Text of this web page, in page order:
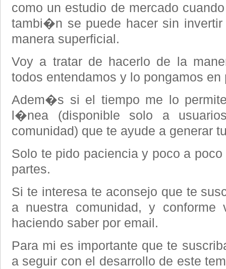
como un estudio de mercado
tambi�n se puede hacer sin
manera superficial.
Voy a tratar de hacerlo de la
todos entendamos y lo pongamos en
Adem�s si el tiempo me lo
l�nea (disponible solo a
comunidad) que te ayude a generar
Solo te pido paciencia y poco a
partes.
Si te interesa te aconsejo que te
a nuestra comunidad, y
haciendo saber por email.
Para mi es importante que te
a seguir con el desarrollo de este